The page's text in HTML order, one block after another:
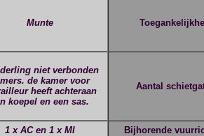
Munte
niet verbonden
de kamer voor
heeft achteraan
koepel en een sas.
Aantal
1 x AC en 1 x MI Bijhorende